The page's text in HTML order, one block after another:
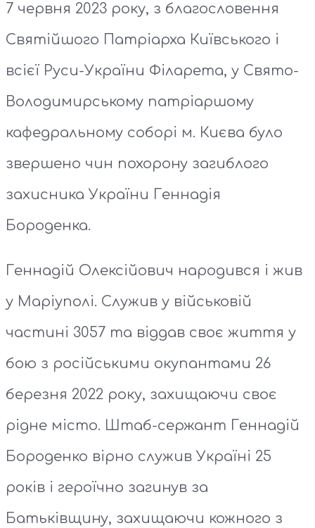
7 червня 2023 року, з благословення
Святійшого Патріарха Київського і
всієї Руси-України Філарета, у Свято-
Володимирському патріаршому
кафедральному соборі м. Києва було
звершено чин похорону загиблого
захисника України Геннадія
Бороденка.
Геннадій Олексійович народився і жив
у Маріуполі. Служив у військовій
частині 3057 та віддав своє життя у
бою з російськими окупантами 26
березня 2022 року, захищаючи своє
рідне місто. Штаб-сержант Геннадій
Бороденко вірно служив Україні 25
років і героїчно загинув за
Батьківщину, захищаючи кожного з